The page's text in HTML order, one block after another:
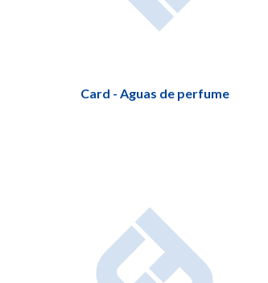
Card - Aguas de perfume